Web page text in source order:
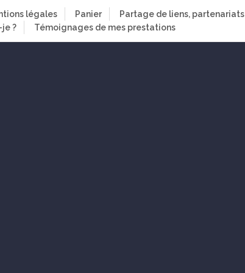
légales Panier Partage de liens, partenariats
je ? Témoignages de mes prestations